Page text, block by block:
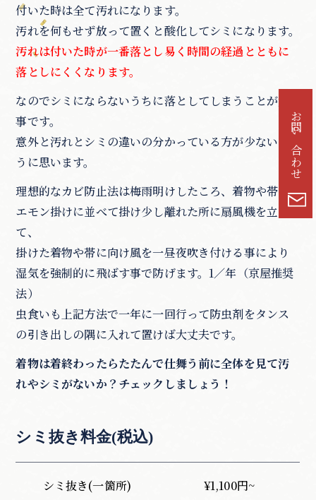
お問い合わせ
付いた時は全て汚れになります。
汚れを何もせず放って置くと酸化してシミになります。
汚れは付いた時が一番落とし易く時間の経過とともに
落としにくくなります。
なのでシミにならないうちに落としてしまうことが大
事です。
意外と汚れとシミの違いの分かっている方が少ないよ
うに思います。
理想的なカビ防止法は梅雨明けしたころ、着物や帯を
エモン掛けに並べて掛け少し離れた所に扇風機を立て
て、
掛けた着物や帯に向け風を一昼夜吹き付ける事により
湿気を強制的に飛ばす事で防げます。1／年（京屋推奨
法）
虫食いも上記方法で一年に一回行って防虫剤をタンス
の引き出しの隅に入れて置けば大丈夫です。
着物は着終わったらたたんで仕舞う前に全体を見て汚
れやシミがないか？チェックしましょう！
シミ抜き料金(税込)
シミ抜き(一箇所) ¥1,100円~